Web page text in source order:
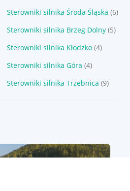
Sterowniki silnika Środa Śląska (6)
Sterowniki silnika Brzeg Dolny (5)
Sterowniki silnika Kłodzko (4)
Sterowniki silnika Góra (4)
Sterowniki silnika Trzebnica (9)